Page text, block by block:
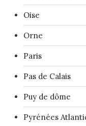
Oise
Orne
Paris
Pas de Calais
Puy de dôme
Pyrénées